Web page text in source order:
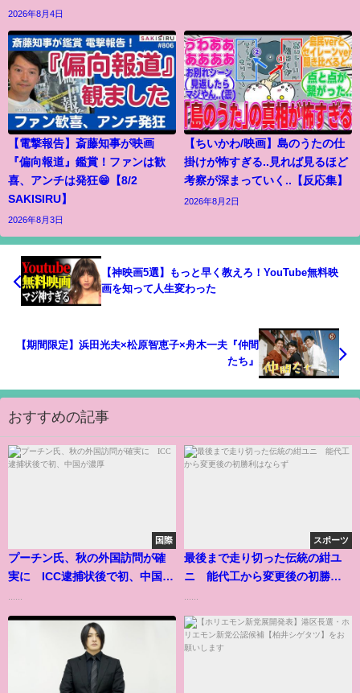
2026年8月4日
【電撃報告】斎藤知事が映画
『偏向報道』鑑賞！ファンは歓
喜、アンチは発狂😁【8/2
SAKISIRU】
2026年8月3日
【ちいかわ/映画】島のうたの仕
掛けが怖すぎる..見れば見るほど
考察が深まっていく..【反応集】
2026年8月2日
【神映画5選】もっと早く教えろ！YouTube無料映
画を知って人生変わった
【期間限定】浜田光夫×松原智恵子×舟木一夫『仲間
たち』
おすすめの記事
国際
プーチン氏、秋の外国訪問が確
実に ICC逮捕状後で初、中国が
スポーツ
最後まで走り切った伝統の紺ユ
ニ 能代工から変更後の初勝利